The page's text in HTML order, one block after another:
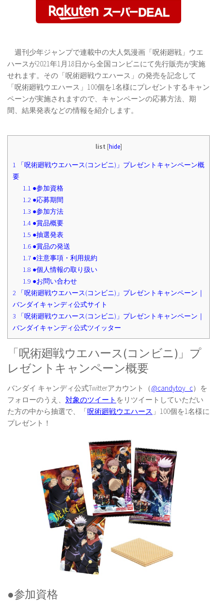
週刊少年ジャンプで連載中の大人気漫画「呪術廻戦」ウエ
ハースが2021年1月18日から全国コンビニにて先行販売が実施
せれます。その「呪術廻戦ウエハース」の発売を記念して
「呪術廻戦ウエハース」100個を1名様にプレゼントするキャン
ペーンが実施されますので、キャンペーンの応募方法、期
間、結果発表などの情報を紹介します。
list [hide]
1 「呪術廻戦ウエハース(コンビニ)」プレゼントキャンペーン概
要
1.1 ●参加資格
1.2 ●応募期間
1.3 ●参加方法
1.4 ●賞品概要
1.5 ●抽選発表
1.6 ●賞品の発送
1.7 ●注意事項・利用規約
1.8 ●個人情報の取り扱い
1.9 ●お問い合わせ
2 「呪術廻戦ウエハース(コンビニ)」プレゼントキャンペーン｜
バンダイキャンディ公式サイト
3 「呪術廻戦ウエハース(コンビニ)」プレゼントキャンペーン｜
バンダイキャンディ公式ツイッター
「呪術廻戦ウエハース(コンビニ)」プ
レゼントキャンペーン概要
バンダイ キャンディ公式Twitterアカウント（@candytoy_c）を
フォローのうえ、 対象のツイート をリツイートしていただい
た方の中から抽選で、「呪術廻戦ウエハース 」100個を1名様に
プレゼント！
●参加資格